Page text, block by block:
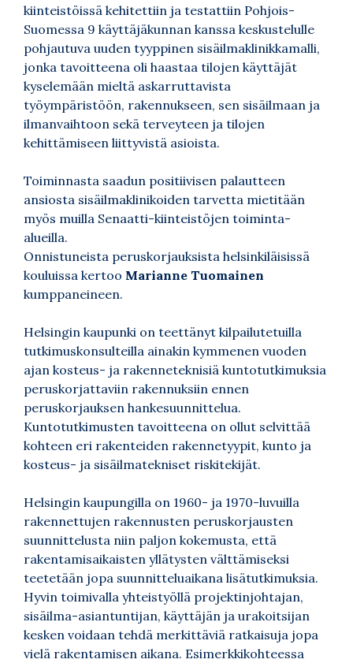
kiinteistöissä kehitettiin ja testattiin Pohjois-
Suomessa 9 käyttäjäkunnan kanssa keskustelulle
pohjautuva uuden tyyppinen sisäilmaklinikkamalli,
jonka tavoitteena oli haastaa tilojen käyttäjät
kyselemään mieltä askarruttavista
työympäristöön, rakennukseen, sen sisäilmaan ja
ilmanvaihtoon sekä terveyteen ja tilojen
kehittämiseen liittyvistä asioista.
Toiminnasta saadun positiivisen palautteen
ansiosta sisäilmaklinikoiden tarvetta mietitään
myös muilla Senaatti-kiinteistöjen toiminta-
alueilla.
Onnistuneista peruskorjauksista helsinkiläisissä
kouluissa kertoo Marianne Tuomainen
kumppaneineen.
Helsingin kaupunki on teettänyt kilpailutetuilla
tutkimuskonsulteilla ainakin kymmenen vuoden
ajan kosteus- ja rakenneteknisiä kuntotutkimuksia
peruskorjattaviin rakennuksiin ennen
peruskorjauksen hankesuunnittelua.
Kuntotutkimusten tavoitteena on ollut selvittää
kohteen eri rakenteiden rakennetyypit, kunto ja
kosteus- ja sisäilmatekniset riskitekijät.
Helsingin kaupungilla on 1960- ja 1970-luvuilla
rakennettujen rakennusten peruskorjausten
suunnittelusta niin paljon kokemusta, että
rakentamisaikaisten yllätysten välttämiseksi
teetetään jopa suunnitteluaikana lisätutkimuksia.
Hyvin toimivalla yhteistyöllä projektinjohtajan,
sisäilma-asiantuntijan, käyttäjän ja urakoitsijan
kesken voidaan tehdä merkittäviä ratkaisuja jopa
vielä rakentamisen aikana. Esimerkkikohteessa